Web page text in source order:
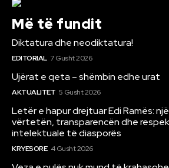
Më të fundit
Diktatura dhe neodiktatura!
EDITORIAL 7 Gusht 2026
Ujërat e qeta – shëmbin edhe urat
AKTUALITET 5 Gusht 2026
Letër e hapur drejtuar Edi Ramës:
vërtetën, transparencën dhe
intelektuale të diasporës
KRYESORE 4 Gusht 2026